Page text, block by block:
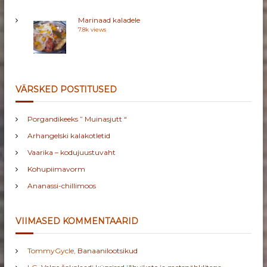
Marinaad kaladele
7.8k views
VÄRSKED POSTITUSED
Porgandikeeks ” Muinasjutt “
Arhangelski kalakotletid
Vaarika – kodujuustuvaht
Kohupiimavorm
Ananassi-chillimoos
VIIMASED KOMMENTAARID
TommyGycle, Banaanilootsikud